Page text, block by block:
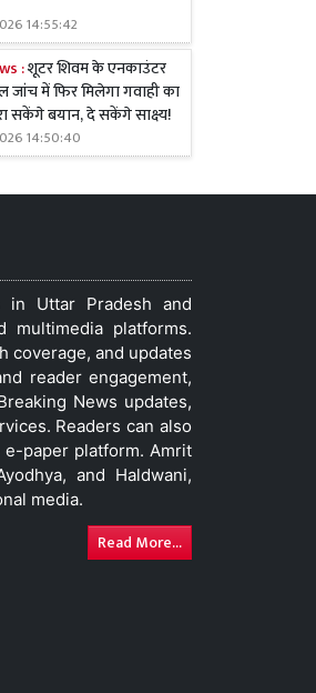
14:55:42
:शूटर शिवम के एनकाउंटर
जांच में फिर मिलेगा गवाही का
सकेंगे बयान, दे सकेंगे साक्ष्य!
14:50:40
Uttar Pradesh and
platforms.
coverage, and updates
reader engagement,
News updates,
Readers can also
paper platform. Amrit
and Haldwani,
media.
Read More...